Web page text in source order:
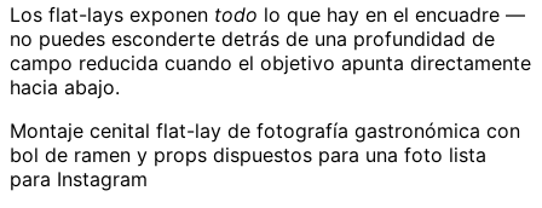
Los flat-lays exponen todo lo que hay en el encuadre —
no puedes esconderte detrás de una profundidad de
campo reducida cuando el objetivo apunta directamente
hacia abajo.
Montaje cenital flat-lay de fotografía gastronómica con
bol de ramen y props dispuestos para una foto lista
para Instagram